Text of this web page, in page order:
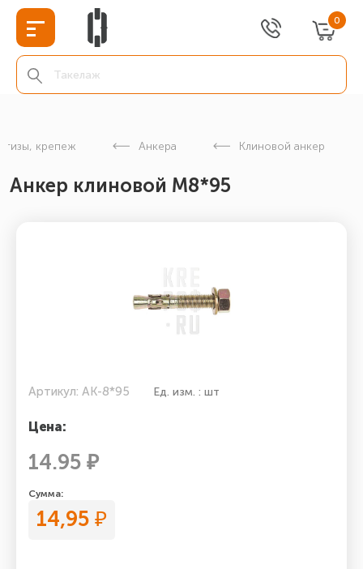
0
крепеж Анкера Клиновой анкер
Анкер клиновой М8*95
Артикул: АК-8*95 Ед. изм. : шт
Цена:
14.95 ₽
Сумма:
14,95 ₽